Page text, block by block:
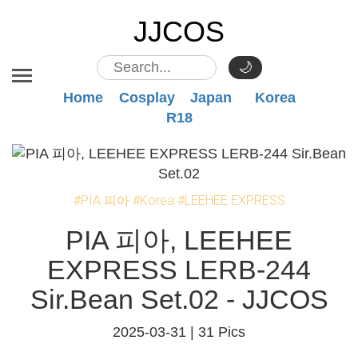
JJCOS
🌙
Home
Cosplay Japan
Korea
R18
#PIA 피아 #Korea #LEEHEE EXPRESS
PIA 피아, LEEHEE
EXPRESS LERB-244
Sir.Bean Set.02 - JJCOS
2025-03-31 | 31 Pics